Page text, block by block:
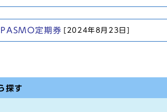
定期券 [2024年8月23日]
探す